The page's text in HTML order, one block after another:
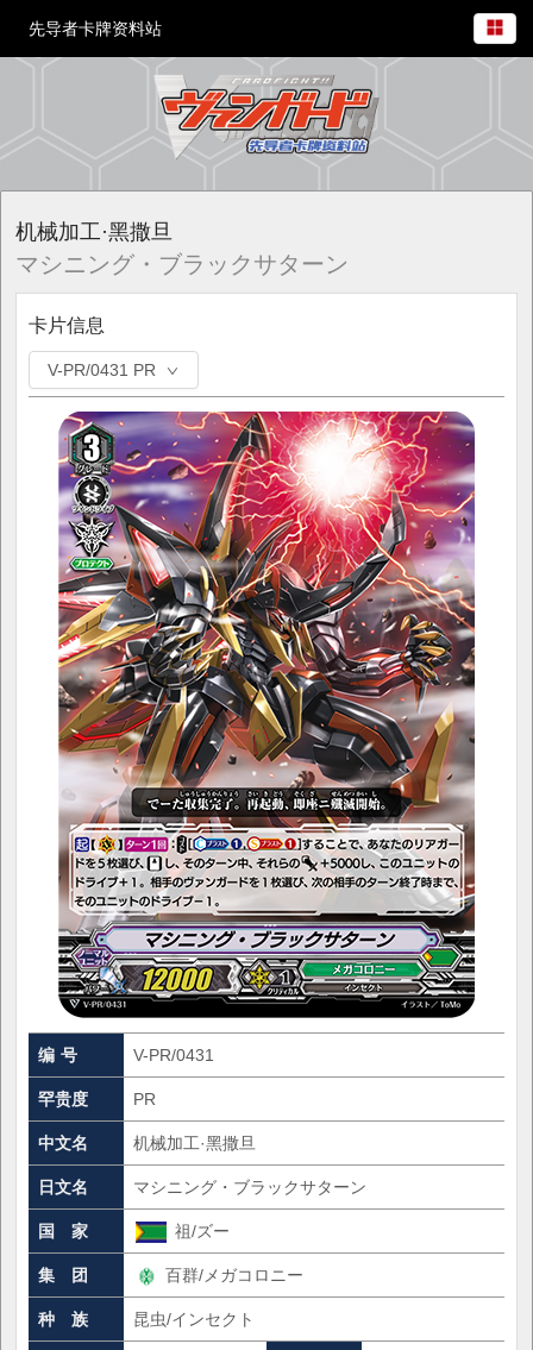
先导者卡牌资料站
机械加工·黑撒旦
マシニング・ブラックサターン
卡片信息
V-PR/0431 PR
编 号 V-PR/0431
罕贵度 PR
中文名 机械加工·黑撒旦
日文名 マシニング・ブラックサターン
国 家 祖/ズー
集 团 百群/メガコロニー
种 族 昆虫/インセクト